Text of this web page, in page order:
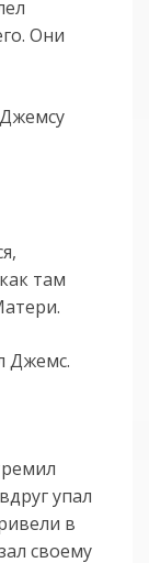
Они
там
Джемс.
упал
в
своему